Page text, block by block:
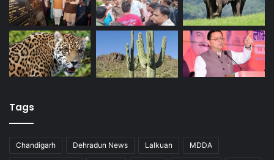
Tags
Chandigarh Dehradun News Lalkuan MDDA